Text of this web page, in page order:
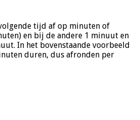
tijd af op minuten of
en bij de andere 1 minuut en
In het bovenstaande voorbeeld
duren, dus afronden per